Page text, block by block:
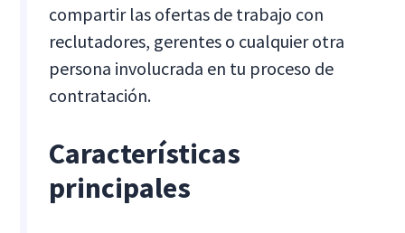
compartir las ofertas de trabajo con
reclutadores, gerentes o cualquier otra
persona involucrada en tu proceso de
contratación.
Características
principales